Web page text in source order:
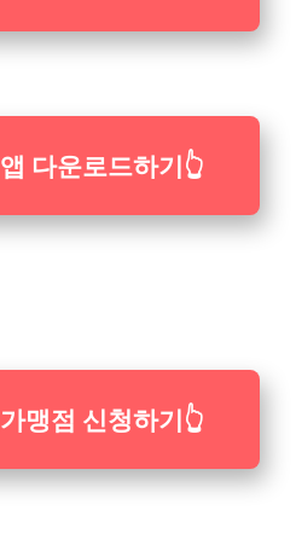
앱 다운로드하기👆
가맹점 신청하기👆